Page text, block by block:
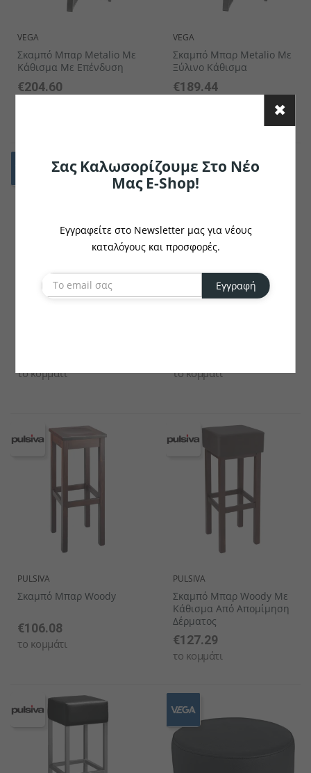
VEGA
Σκαμπό Μπαρ Metalio Με
Κάθισμα Με Επένδυση
€204.60
VEGA
Σκαμπό Μπαρ Metalio Με
Ξύλινο Κάθισμα
€189.44
το κομμάτι το κομμάτι
PULSIVA
Σκαμπό Μπαρ Woody
€106.08
το κομμάτι
PULSIVA
Σκαμπό Μπαρ Woody Με
Κάθισμα Από Απομίμηση
Δέρματος
€127.29
το κομμάτι
Σας Καλωσορίζουμε Στο Νέο
Μας E-Shop!
Εγγραφείτε στο Newsletter μας για νέους
καταλόγους και προσφορές.
Εγγραφή